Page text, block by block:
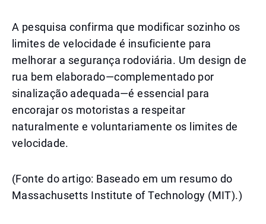
A pesquisa confirma que modificar sozinho os
limites de velocidade é insuficiente para
melhorar a segurança rodoviária. Um design de
rua bem elaborado—complementado por
sinalização adequada—é essencial para
encorajar os motoristas a respeitar
naturalmente e voluntariamente os limites de
velocidade.
(Fonte do artigo: Baseado em um resumo do
Massachusetts Institute of Technology (MIT).)